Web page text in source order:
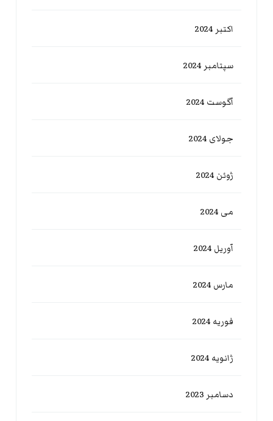
اکتبر 2024
سپتامبر 2024
آگوست 2024
جولای 2024
ژوئن 2024
می 2024
آوریل 2024
مارس 2024
فوریه 2024
ژانویه 2024
دسامبر 2023